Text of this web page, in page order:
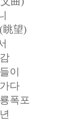
眺望)
이
다
폭포